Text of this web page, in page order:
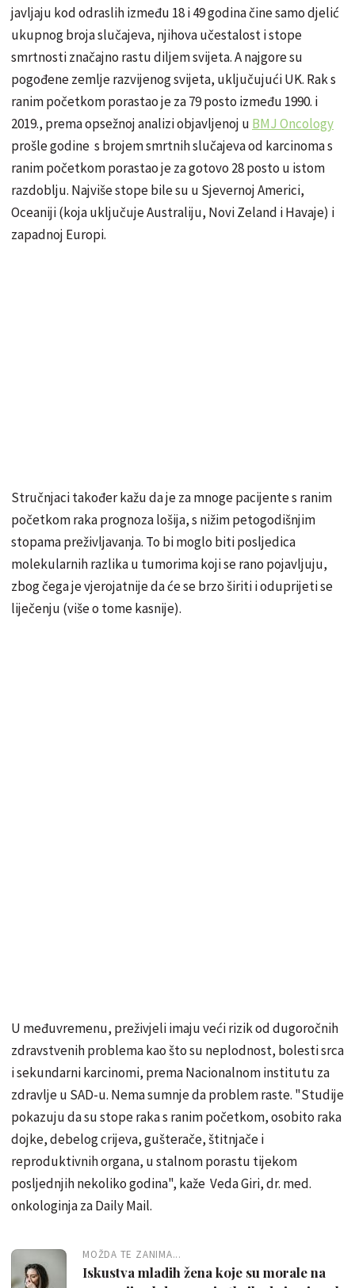
javljaju kod odraslih između 18 i 49 godina čine samo djelić
ukupnog broja slučajeva, njihova učestalost i stope
smrtnosti značajno rastu diljem svijeta. A najgore su
pogođene zemlje razvijenog svijeta, uključujući UK. Rak s
ranim početkom porastao je za 79 posto između 1990. i
2019., prema opsežnoj analizi objavljenoj u BMJ Oncology
prošle godine s brojem smrtnih slučajeva od karcinoma s
ranim početkom porastao je za gotovo 28 posto u istom
razdoblju. Najviše stope bile su u Sjevernoj Americi,
Oceaniji (koja uključuje Australiju, Novi Zeland i Havaje) i
zapadnoj Europi.
Stručnjaci također kažu da je za mnoge pacijente s ranim
početkom raka prognoza lošija, s nižim petogodišnjim
stopama preživljavanja. To bi moglo biti posljedica
molekularnih razlika u tumorima koji se rano pojavljuju,
zbog čega je vjerojatnije da će se brzo širiti i oduprijeti se
liječenju (više o tome kasnije).
U međuvremenu, preživjeli imaju veći rizik od dugoročnih
zdravstvenih problema kao što su neplodnost, bolesti srca
i sekundarni karcinomi, prema Nacionalnom institutu za
zdravlje u SAD-u. Nema sumnje da problem raste. "Studije
pokazuju da su stope raka s ranim početkom, osobito raka
dojke, debelog crijeva, gušterače, štitnjače i
reproduktivnih organa, u stalnom porastu tijekom
posljednjih nekoliko godina", kaže Veda Giri, dr. med.
onkologinja za Daily Mail.
MOŽDA TE ZANIMA...
Iskustva mladih žena koje su morale na